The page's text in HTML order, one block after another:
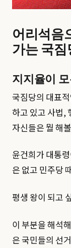
어리석음
가는 국짐
지지율이
국짐당의 대표
하고 있고 사법,
자신들은 뭘 해
윤건희가 대통
은 없고 민주당
평생 왕이 되고
이 부분을 해석
은 국민들의 선